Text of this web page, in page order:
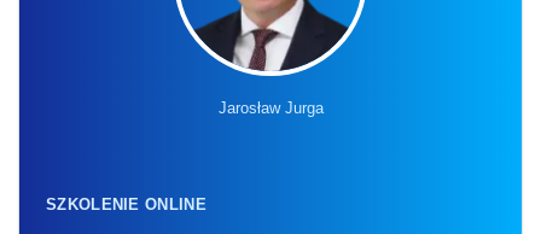
Jarosław Jurga
SZKOLENIE ONLINE